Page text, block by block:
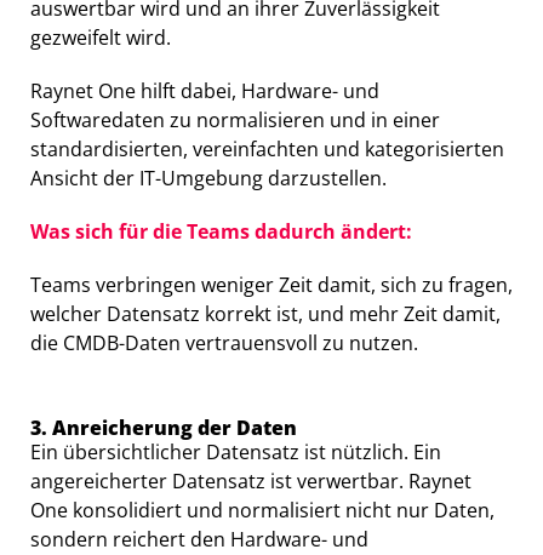
auswertbar wird und an ihrer Zuverlässigkeit
gezweifelt wird.
Raynet One hilft dabei, Hardware- und
Softwaredaten zu normalisieren und in einer
standardisierten, vereinfachten und kategorisierten
Ansicht der IT-Umgebung darzustellen.
Was sich für die Teams dadurch ändert:
Teams verbringen weniger Zeit damit, sich zu fragen,
welcher Datensatz korrekt ist, und mehr Zeit damit,
die CMDB-Daten vertrauensvoll zu nutzen.
3. Anreicherung der Daten
Ein übersichtlicher Datensatz ist nützlich. Ein
angereicherter Datensatz ist verwertbar. Raynet
One konsolidiert und normalisiert nicht nur Daten,
sondern reichert den Hardware- und